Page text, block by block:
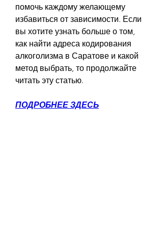
помочь каждому желающему
избавиться от зависимости. Если
вы хотите узнать больше о том,
как найти адреса кодирования
алкоголизма в Саратове и какой
метод выбрать, то продолжайте
читать эту статью.
ПОДРОБНЕЕ ЗДЕСЬ